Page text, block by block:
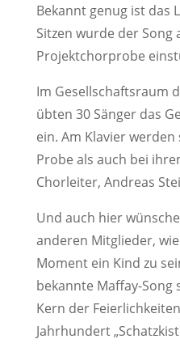
Bekannt genug ist das
Sitzen wurde der Song
Projektchorprobe
Im Gesellschaftsraum
übten 30 Sänger das
ein. Am Klavier
Probe als auch bei
Chorleiter, Andreas
Und auch hier
anderen Mitglieder,
Moment ein Kind zu
bekannte Maffay-Song
Kern der
Jahrhundert